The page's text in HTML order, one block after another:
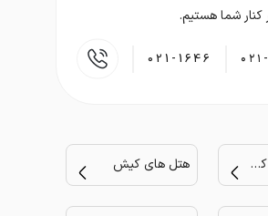
021-1646
جاهای دیدنی کیش هتل های کیش